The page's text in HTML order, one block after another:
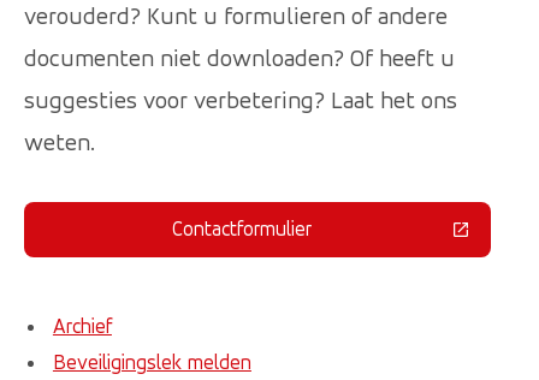
verouderd? Kunt u formulieren of andere
documenten niet downloaden? Of heeft u
suggesties voor verbetering? Laat het ons
weten.
Contactformulier(Deze link gaat naar een externe
Archief
Beveiligingslek melden